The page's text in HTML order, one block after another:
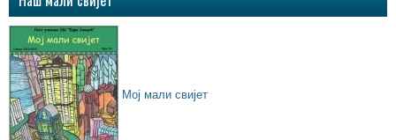
Мој мали свијет